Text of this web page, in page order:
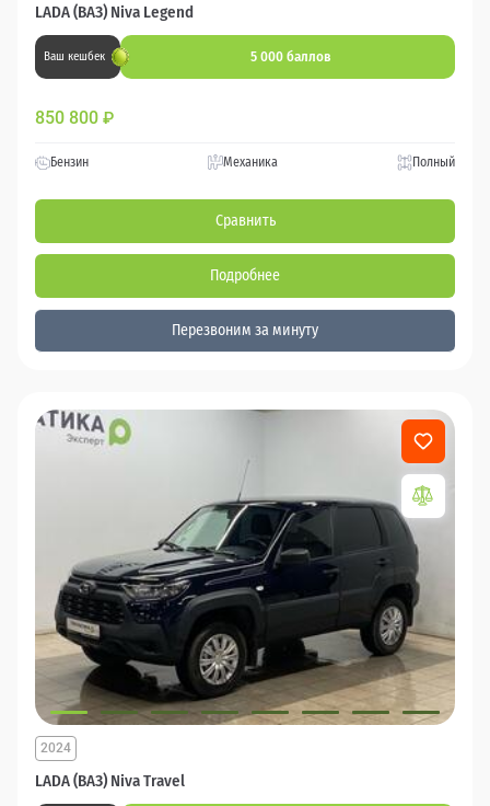
LADA (ВАЗ) Niva Legend
Ваш кешбек 5 000 баллов
850 800 ₽
Бензин Механика Полный
Сравнить
Подробнее
Перезвоним за минуту
LADA (ВАЗ) Niva Travel
2024